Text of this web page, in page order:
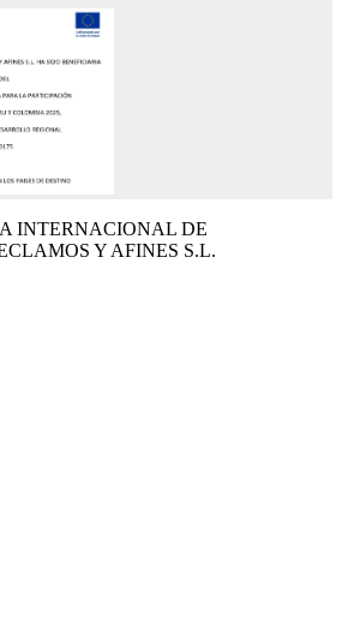
INTERNACIONAL DE
Y AFINES S.L.